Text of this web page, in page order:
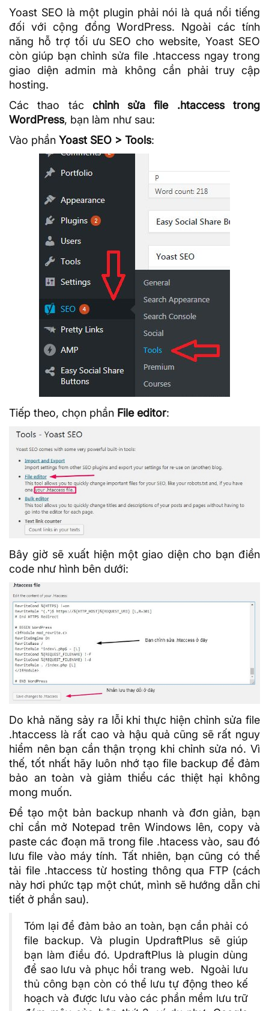
Yoast SEO là một pluginphải nói là quá nổi tiếng
đối với cộng đồng WordPress. Ngoài các tính
năng hỗ trợ tối ưu SEO cho website, Yoast SEO
còn giúp bạn chỉnh sửa file .htaccess ngay trong
giao diện admin mà không cần phải truy cập
hosting.
Các thao tác chỉnh sửa file .htaccess trong
WordPress, bạn làm như sau:
Vào phần Yoast SEO > Tools:
Tiếp theo, chọn phần File editor:
Bây giờ sẽ xuất hiện một giao diện cho bạn điền
code như hình bên dưới:
Do khả năng sảy ra lỗi khi thực hiện chỉnh sửa file
.htaccess là rất cao và hậu quả cũng sẽ rất nguy
hiểm nên bạn cần thận trọng khi chỉnh sửa nó. Vì
thế, tốt nhất hãy luôn nhớ tạo file backup để đảm
bảo an toàn và giảm thiểu các thiệt hại không
mong muốn.
Để tạo một bản backup nhanh và đơn giản, bạn
chỉ cần mở Notepad trên Windows lên, copy và
paste các đoạn mã trong file .htacess vào, sau đó
lưu file vào máy tính. Tất nhiên, bạn cũng có thể
tải file .htaccess từ hosting thông qua FTP (cách
này hơi phức tạp một chút, mình sẽ hướng dẫn chi
tiết ở phần sau).
Tóm lại để đảm bảo an toàn, bạn cần phải có
file backup. Và plugin UpdraftPlus sẽ giúp
bạn làm điều đó. UpdraftPlus là plugin dùng
để sao lưu và phục hồi trang web. Ngoài lưu
thủ công bạn còn có thể lưu tự động theo kế
hoạch và được lưu vào các phần mềm lưu trữ